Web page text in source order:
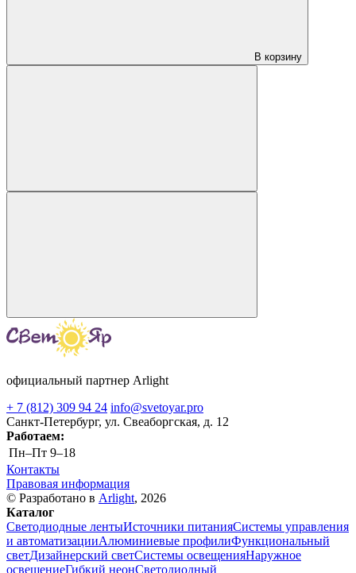
В корзину
официальный партнер Arlight
+ 7 (812) 309 94 24 info@svetoyar.pro
Санкт-Петербург, ул. Свеаборгская, д. 12
Работаем:
Пн–Пт 9–18
Контакты
Правовая информация
© Разработано в Arlight, 2026
Каталог
Светодиодные лентыИсточники питанияСистемы управления
и автоматизацииАлюминиевые профилиФункциональный
светДизайнерский светСистемы освещенияНаружное
освещениеГибкий неонСветодиодный